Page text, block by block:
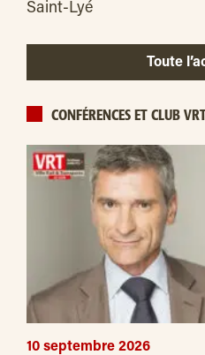
Saint-Lyé
Toute
CONFÉRENCES ET CLUB VRT
10 septembre 2026